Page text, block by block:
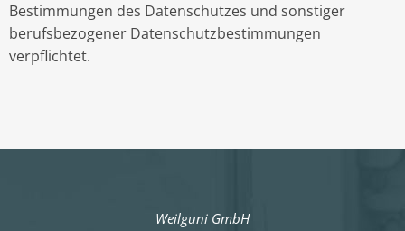
Bestimmungen des Datenschutzes und sonstiger
berufsbezogener Datenschutzbestimmungen
verpflichtet.
Weilguni GmbH